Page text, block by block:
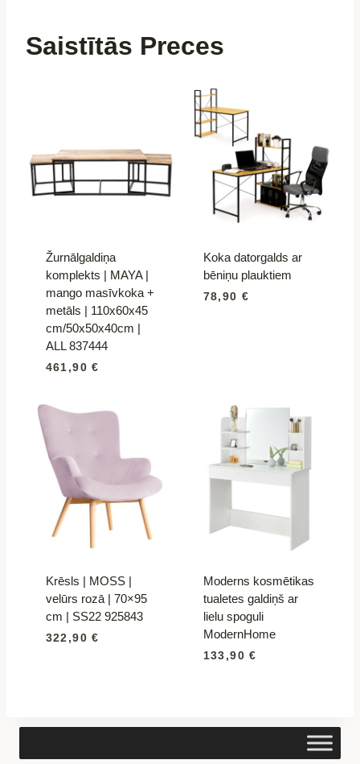
Saistītās Preces
Žurnālgaldiņa
komplekts | MAYA |
mango masīvkoka +
metāls | 110x60x45
cm/50x50x40cm |
ALL 837444
461,90€
Koka datorgalds ar
bēniņu plauktiem
78,90 €
Krēsls | MOSS |
velūrs rozā | 70×95
cm | SS22 925843
322,90€
Moderns kosmētikas
tualetes galdiņš ar
lielu spoguli
ModernHome
133,90€